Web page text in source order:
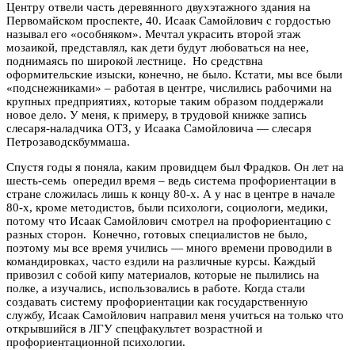
Центру отвели часть деревянного двухэтажного здания на
Первомайском проспекте, 40. Исаак Самойлович с гордостью
называл его «особняком». Мечтал украсить второй этаж
мозаикой, представлял, как дети будут любоваться на нее,
поднимаясь по широкой лестнице. Но средствна
оформительские изыски, конечно, не было. Кстати, мы все были
«подснежниками» – работая в центре, числились рабочими на
крупных предприятиях, которые таким образом поддержали
новое дело. У меня, к примеру, в трудовой книжке запись
слесаря-наладчика ОТЗ, у Исаака Самойловича — слесаря
Петрозаводскбуммаша.
Спустя годы я поняла, каким провидцем был Фрадков. Он лет на
шесть-семь опередил время – ведь система профориентации в
стране сложилась лишь к концу 80-х. А у нас в центре в начале
80-х, кроме методистов, были психологи, социологи, медики,
потому что Исаак Самойлович смотрел на профориентацию с
разных сторон. Конечно, готовых специалистов не было,
поэтому мы все время учились — много времени проводили в
командировках, часто ездили на различные курсы. Каждый
привозил с собой кипу материалов, которые не пылились на
полке, а изучались, использовались в работе. Когда стали
создавать систему профориентации как государственную
службу, Исаак Самойлович направил меня учиться на только что
открывшийся в ЛГУ спецфакультет возрастной и
профориентационной психологии.